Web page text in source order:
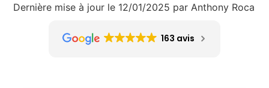
Dernière mise à jour le 12/01/2025 par Anthony Roca
163 avis